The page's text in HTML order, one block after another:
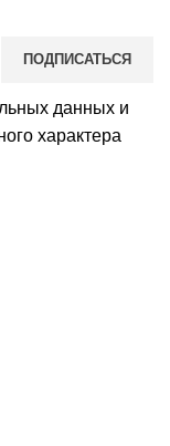
данных и
характера